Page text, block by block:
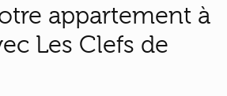
appartement à
Les Clefs de